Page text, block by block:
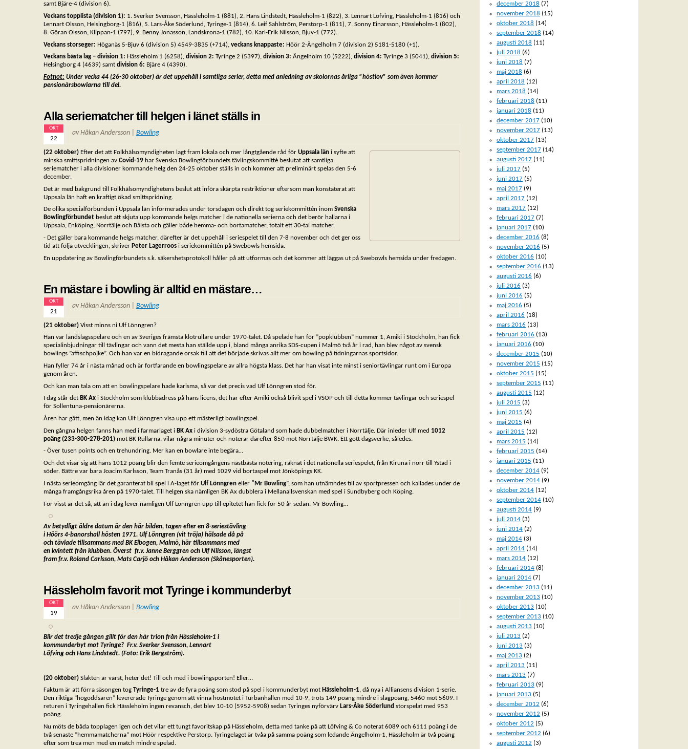
samt Bjäre-4 (division 6).
Veckans topplista (division 1): 1. Sverker Svensson, Hässleholm-1 (881), 2. Hans Lindstedt, Hässleholm-1 (822), 3. Lennart Löfving, Hässleholm-1 (816) och
Lennart Olsson, Helsingborg-1 (816), 5. Lars-Åke Söderlund, Tyringe-1 (814), 6. Leif Sahlström, Perstorp-1 (811), 7. Sonny Einarsson, Hässleholm-1 (802),
8. Göran Olsson, Klippan-1 (797), 9. Benny Jonasson, Landskrona-1 (782), 10. Karl-Erik Nilsson, Bjuv-1 (772).
Veckans storseger: Höganäs 5-Bjuv 6 (division 5) 4549-3835 (+714), veckans knappaste: Höör 2-Ängelholm 7 (division 2) 5181-5180 (+1).
Veckans bästa lag – division 1: Hässleholm 1 (6258), division 2: Tyringe 2 (5397), division 3: Ängelholm 10 (5222), division 4: Tyringe 3 (5041), division 5:
Helsingborg 4 (4639) samt division 6: Bjäre 4 (4390).
Fotnot: Under vecka 44 (26-30 oktober) är det uppehåll i samtliga serier, detta med anledning av skolornas årliga ”höstlov” som även kommer
pensionärsbowlarna till del.
Alla seriematcher till helgen i länet ställs in
OKT
22
av Håkan Andersson | Bowling
(22 oktober)Efter det att Folkhälsomyndigheten lagt fram lokala och mer långtgående råd för Uppsala läni syfte att
minska smittspridningen av Covid-19har Svenska Bowlingförbundets tävlingskommitté beslutat att samtliga
seriematcher i alla divisioner kommande helg den 24-25 oktober ställs in och kommer att preliminärt spelas den 5-6
december.
Det är med bakgrund till Folkhälsomyndighetens beslut att införa skärpta restriktioner eftersom man konstaterat att
Uppsala län haft en kraftigt ökad smittspridning.
De olika specialförbunden i Uppsala län informerades under torsdagen och direkt tog seriekommittén inom Svenska
Bowlingförbundetbeslut att skjuta upp kommande helgs matcher i de nationella serierna och det berör hallarna i
Uppsala, Enköping, Norrtälje och Bålsta och gäller både hemma- och bortamatcher, totalt ett 30-tal matcher.
- Det gäller bara kommande helgs matcher, därefter är det uppehåll i seriespelet till den 7-8 november och det ger oss
tid att följa utvecklingen, skriver Peter Lagerroosi seriekommittén på Swebowls hemsida.
En uppdatering av Bowlingförbundets s.k. säkershetsprotokoll håller på att utformas och det kommer att läggas ut på Swebowls hemsida under fredagen.
En mästare i bowling är alltid en mästare…
OKT
21
av Håkan Andersson | Bowling
(21 oktober)Visst minns ni Ulf Lönngren?
Han var landslagsspelare och en av Sveriges främsta klotrullare under 1970-talet. Då spelade han för ”popklubben” nummer 1, Amiki i Stockholm, han fick
specialinbjudningar till tävlingar och vann det mesta han ställde upp i, bland många anrika SDS-cupen i Malmö två år i rad, han blev något av svensk
bowlings ”affischpojke”. Och han var en bidragande orsak till att det började skrivas allt mer om bowling på tidningarnas sportsidor.
Han fyller 74 år i nästa månad och är fortfarande en bowlingspelare av allra högsta klass. Det har han visat inte minst i seniortävlingar runt om i Europa
genom åren.
Och kan man tala om att en bowlingspelare hade karisma, så var det precis vad Ulf Lönngren stod för.
I dag står det BK Axi Stockholm som klubbadress på hans licens, det har efter Amiki också blivit spel i VSOP och till detta kommer tävlingar och seriespel
för Sollentuna-pensionärerna.
Åren har gått, men än idag kan Ulf Lönngren visa upp ett mästerligt bowlingspel.
Den gångna helgen fanns han med i farmarlaget i BK Axi division 3-sydöstra Götaland som hade dubbelmatcher i Norrtälje. Där inleder Ulf med 1012
poäng (233-300-278-201)mot BK Rullarna, vilar några minuter och noterar därefter 850 mot Norrtälje BWK. Ett gott dagsverke, således.
- Över tusen points och en trehundring. Mer kan en bowlare inte begära…
Och det visar sig att hans 1012 poäng blir den femte serieomgångens nästbästa notering, räknat i det nationella seriespelet, från Kiruna i norr till Ystad i
söder. Bättre var bara Joacim Karlsson, Team Tranås (31 år) med 1029 vid bortaspel mot Jönköpings KK.
I nästa serieomgång lär det garanterat bli spel i A-laget för Ulf Lönngreneller ”Mr Bowling”, som han utnämndes till av sportpressen och kallades under de
många framgångsrika åren på 1970-talet. Till helgen ska nämligen BK Ax dubblera i Mellanallsvenskan med spel i Sundbyberg och Köping.
För visst är det så, att än i dag lever nämligen Ulf Lönngren upp till epitetet han fick för 50 år sedan. Mr Bowling…
Av betydligt äldre datum är den här bilden, tagen efter en 8-seriestävling
i Höörs 4-banorshall hösten 1971. Ulf Lönngren (vit tröja) hälsade då på
och tävlade tillsammans med BK Elbogen, Malmö, här tillsammans med
en kvintett från klubben. Överst fr.v. Janne Berggren och Ulf Nilsson, längst
fram fr.v. Roland Carlsson, Mats Carjö och Håkan Andersson (Skånesporten).
Hässleholm favorit mot Tyringe i kommunderbyt
OKT
19
av Håkan Andersson | Bowling
Blir det tredje gången gillt för den här trion från Hässleholm-1 i
kommunderbyt mot Tyringe? Fr.v. Sverker Svensson, Lennart
Löfving och Hans Lindstedt. (Foto: Erik Bergström).
(20 oktober)Släkten är värst, heter det! Till och med i bowlingsporten! Eller…
Faktum är att förra säsongen tog Tyringe-1 tre av de fyra poäng som stod på spel i kommunderbyt mot Hässleholm-1, då nya i Alliansens division 1-serie.
Den riktiga ”högoddsaren” levererade Tyringe genom att vinna höstmötet i Turbanhallen med 10-9, trots 149 poäng mindre i slagpoäng, 5460 mot 5609. I
returen i Tyringehallen fick Hässleholm ingen revansch, det blev 10-10 (5952-5908) sedan Tyringes nyförvärv Lars-Åke Söderlund storspelat med 953
poäng.
Nu möts de båda topplagen igen och det vilar ett tungt favoritskap på Hässleholm, detta med tanke på att Löfving & Co noterat 6089 och 6111 poäng i de
två senaste ”hemmamatcherna” mot Höör respektive Perstorp. Tyringelaget är tvåa på samma poäng som ledande Ängelholm-1, Hässleholm är två poäng
efter som trea men med en match mindre spelad.
december 2018 (7)
november 2018 (15)
oktober 2018 (14)
september 2018 (14)
augusti 2018 (11)
juli 2018 (6)
juni 2018 (7)
maj 2018 (6)
april 2018 (12)
mars 2018 (14)
februari 2018 (11)
januari 2018 (11)
december 2017 (10)
november 2017 (13)
oktober 2017 (13)
september 2017 (14)
augusti 2017 (11)
juli 2017 (5)
juni 2017 (5)
maj 2017 (9)
april 2017 (12)
mars 2017 (12)
februari 2017 (7)
januari 2017 (10)
december 2016 (8)
november 2016 (5)
oktober 2016 (10)
september 2016 (13)
augusti 2016 (6)
juli 2016 (3)
juni 2016 (5)
maj 2016 (5)
april 2016 (18)
mars 2016 (13)
februari 2016 (13)
januari 2016 (10)
december 2015 (10)
november 2015 (15)
oktober 2015 (15)
september 2015 (11)
augusti 2015 (12)
juli 2015 (3)
juni 2015 (6)
maj 2015 (4)
april 2015 (12)
mars 2015 (14)
februari 2015 (14)
januari 2015 (11)
december 2014 (9)
november 2014 (9)
oktober 2014 (12)
september 2014 (10)
augusti 2014 (9)
juli 2014 (3)
juni 2014 (2)
maj 2014 (3)
april 2014 (14)
mars 2014 (12)
februari 2014 (8)
januari 2014 (7)
december 2013 (11)
november 2013 (10)
oktober 2013 (10)
september 2013 (10)
augusti 2013 (10)
juli 2013 (2)
juni 2013 (3)
maj 2013 (2)
april 2013 (11)
mars 2013 (7)
februari 2013 (9)
januari 2013 (5)
december 2012 (6)
november 2012 (5)
oktober 2012 (5)
september 2012 (6)
augusti 2012 (3)